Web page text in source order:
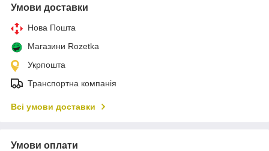
Умови доставки
Нова Пошта
Магазини Rozetka
Укрпошта
Транспортна компанія
Всі умови доставки
Умови оплати